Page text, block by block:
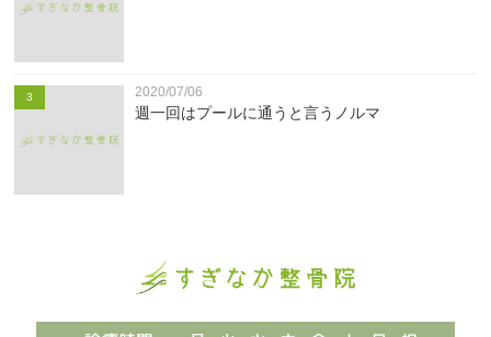
3 2020/07/06
週一回はプールに通うと言うノルマ